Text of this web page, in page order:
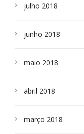
julho 2018
junho 2018
maio 2018
abril 2018
março 2018